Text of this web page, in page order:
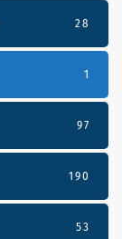
28
1
97
190
53